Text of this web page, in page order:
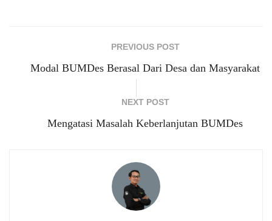
PREVIOUS POST
Modal BUMDes Berasal Dari Desa dan Masyarakat
NEXT POST
Mengatasi Masalah Keberlanjutan BUMDes